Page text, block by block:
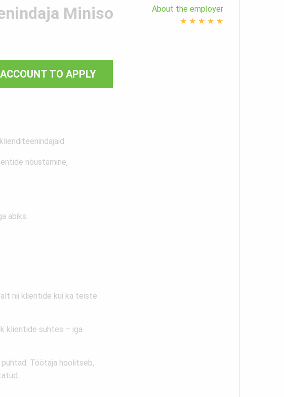
Miniso
About the employer
★ ★ ★ ★ ★
TO APPLY
nõustamine,
abiks.
nii klientide kui ka teiste
klientide suhtes – iga
puhtad. Töötaja hoolitseb,